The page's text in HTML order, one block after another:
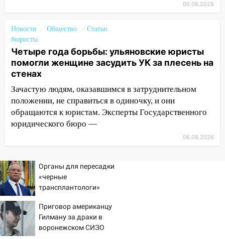
опасность» на территории Ульяновской
области
11:30 Кабмин РФ разрешил до 1 июля
2027 года импорт, выпуск и обращение
бензина Евро 2, Евро 3, Евро 4
11:12 Соцсети: на Рябикова автомобиль
врезался в забор
10:27 Где есть бензин в Ульяновске
объявлена ракетная опасность
10:00
В Старомайнском районе утонул
51-летний мужчина
09:50
В Ульяновске черный коршун
застрял в тепловозе
06.08.2026
Новости Общество
Статьи
#юристы
Четыре года борьбы: ульяновские юристы
помогли женщине засудить УК за плесень на
стенах
Зачастую людям, оказавшимся в затруднительном
положении, не справиться в одиночку, и они
обращаются к юристам. Эксперты Государственного
юридического бюро —
06.08.2026
Органы для пересадки
«черные
трансплантологи»
пациентов
Приговор американцу
Гилману за драки в
воронежском СИЗО